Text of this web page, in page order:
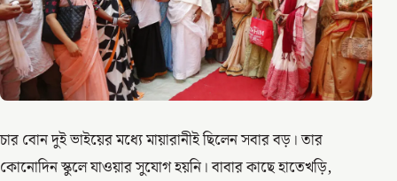
চার বোন দুই ভাইয়ের মধ্যে মায়ারানীই ছিলেন সবার বড়। তার
কোনোদিন স্কুলে যাওয়ার সুযোগ হয়নি। বাবার কাছে হাতেখড়ি,